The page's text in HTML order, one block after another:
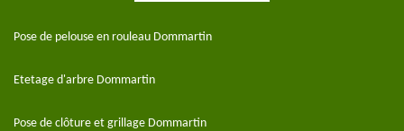
Pose de pelouse en rouleau Dommartin
Etetage d'arbre Dommartin
Pose de clôture et grillage Dommartin